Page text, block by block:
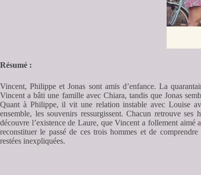
Résumé :
Vincent, Philippe et Jonas sont amis d’enfance. La
Vincent a bâti une famille avec Chiara, tandis que Jonas
Quant à Philippe, il vit une relation instable avec Louise
ensemble, les souvenirs ressurgissent. Chacun retrouve ses
découvre l’existence de Laure, que Vincent a follement aimé
reconstituer le passé de ces trois hommes et de
restées inexpliquées.